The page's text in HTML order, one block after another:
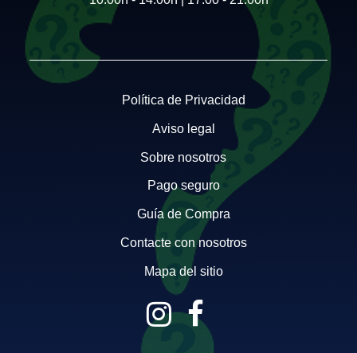
Política de Privacidad
Aviso legal
Sobre nosotros
Pago seguro
Guía de Compra
Contacte con nosotros
Mapa del sitio